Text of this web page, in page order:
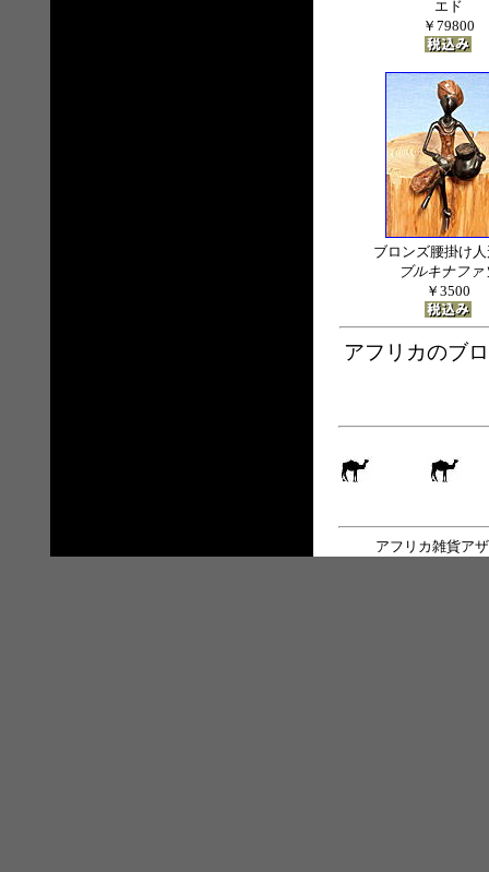
エド
￥79800
ブロンズ腰掛け
ブルキナファ
￥3500
アフリカのブ
アフリカ雑貨ア